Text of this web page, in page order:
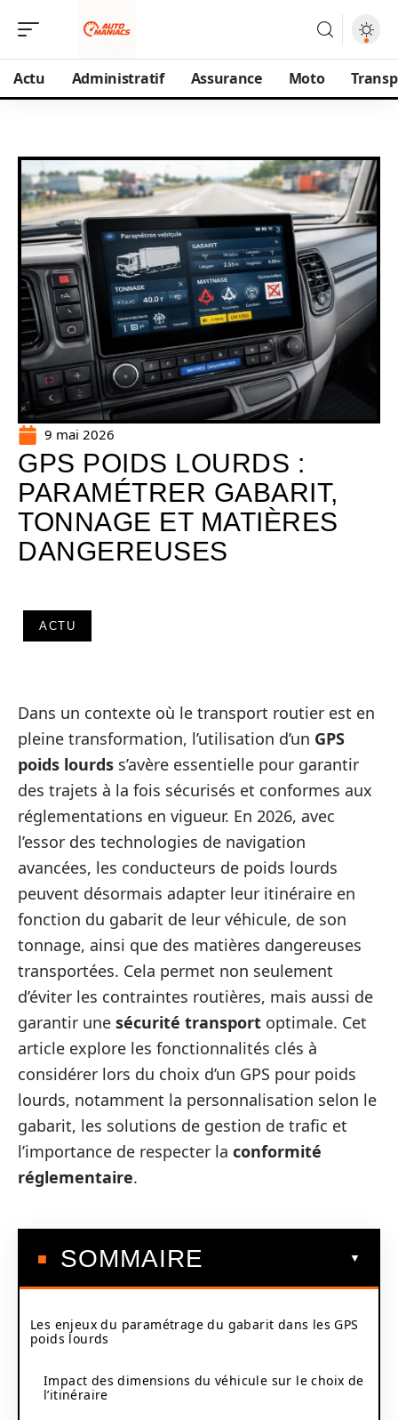
Actu Administratif Assurance Moto
9 mai 2026
GPS POIDS LOURDS :
PARAMÉTRER GABARIT,
TONNAGE ET MATIÈRES
DANGEREUSES
ACTU
Dans un contexte où le transport routier est en
pleine transformation, l’utilisation d’un GPS
poids lourds s’avère essentielle pour garantir
des trajets à la fois sécurisés et conformes aux
réglementations en vigueur. En 2026, avec
l’essor des technologies de navigation
avancées, les conducteurs de poids lourds
peuvent désormais adapter leur itinéraire en
fonction du gabarit de leur véhicule, de son
tonnage, ainsi que des matières dangereuses
transportées. Cela permet non seulement
d’éviter les contraintes routières, mais aussi de
garantir une sécurité transport optimale. Cet
article explore les fonctionnalités clés à
considérer lors du choix d’un GPS pour poids
lourds, notamment la personnalisation selon le
gabarit, les solutions de gestion de trafic et
l’importance de respecter la conformité
réglementaire.
SOMMAIRE
Les enjeux du paramétrage du gabarit dans les GPS
poids lourds
Impact des dimensions du véhicule sur le choix de
l’itinéraire